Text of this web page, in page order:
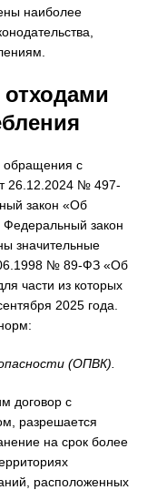
наиболее
с
26.12.2024 № 497-
закон «Об
Федеральный закон
значительные
№ 89-ФЗ «Об
части из которых
2025 года.
(ОПВК).
договор с
разрешается
на срок более
расположенных